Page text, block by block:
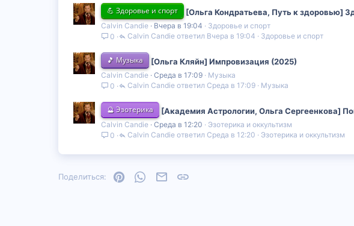
💪 Здоровье и спорт [Ольга Кондратьева, Путь к здоровью]
Calvin Candie Вчера в 19:04
Здоровье и спорт
0
Здоровье и спорт
Вчера в 19:04
Calvin Candie
🎵 Музыка [Ольга Кляйн] Импровизация (2025)
Calvin Candie Среда в 17:09
Музыка
0
Музыка
Среда в 17:09
Calvin Candie
🔮 Эзотерика [Академия Астрологии, Ольга Сергеенкова]
Calvin Candie Среда в 12:20
Эзотерика и оккультизм
0
Эзотерика и оккультизм
Среда в 12:20
Calvin Candie
Поделиться: PinterestWhatsAppЭлектронная почта